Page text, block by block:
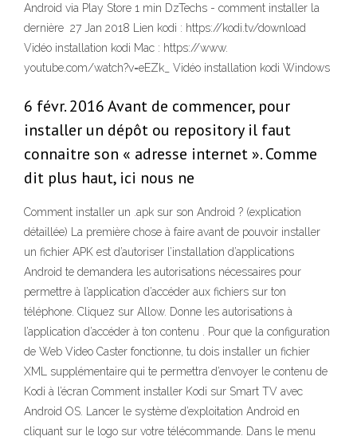
Android via Play Store 1 min DzTechs - comment installer la
dernière 27 Jan 2018 Lien kodi : https://kodi.tv/download
Vidéo installation kodi Mac : https://www.
youtube.com/watch?v=eEZk_ Vidéo installation kodi Windows
6 févr. 2016 Avant de commencer, pour
installer un dépôt ou repository il faut
connaitre son « adresse internet ». Comme
dit plus haut, ici nous ne
Comment installer un .apk sur son Android ? (explication
détaillée) La première chose à faire avant de pouvoir installer
un fichier APK est d’autoriser l’installation d’applications
Android te demandera les autorisations nécessaires pour
permettre à l’application d’accéder aux fichiers sur ton
téléphone. Cliquez sur Allow. Donne les autorisations à
l’application d’accéder à ton contenu . Pour que la configuration
de Web Video Caster fonctionne, tu dois installer un fichier
XML supplémentaire qui te permettra d’envoyer le contenu de
Kodi à l’écran Comment installer Kodi sur Smart TV avec
Android OS. Lancer le système d’exploitation Android en
cliquant sur le logo sur votre télécommande. Dans le menu